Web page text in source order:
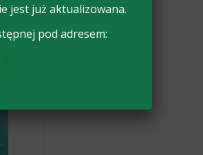
jest już aktualizowana.
pod adresem: